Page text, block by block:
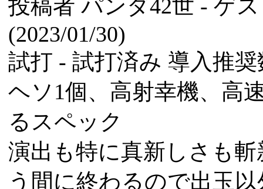
投稿者 パンダ42世 - ゲ
(2023/01/30)
試打 - 試打済み 導入推
ヘソ1個、高射幸機、高
るスペック
演出も特に真新しさも
う間に終わるので出玉